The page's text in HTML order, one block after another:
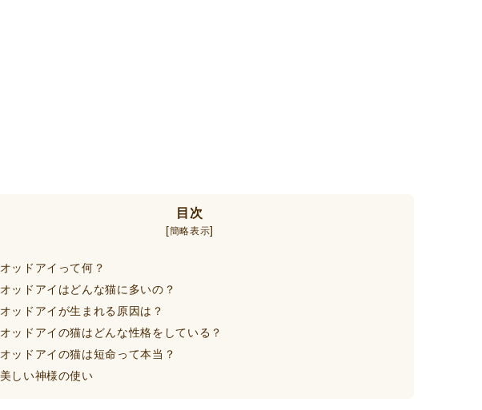
目次
[簡略表示]
オッドアイって何？
オッドアイはどんな猫に多いの？
オッドアイが生まれる原因は？
オッドアイの猫はどんな性格をしている？
オッドアイの猫は短命って本当？
美しい神様の使い